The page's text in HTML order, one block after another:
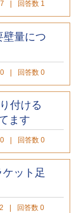
| 回答数 1
壁量につ
| 回答数 0
付ける
ます
| 回答数 0
ット足
| 回答数 0